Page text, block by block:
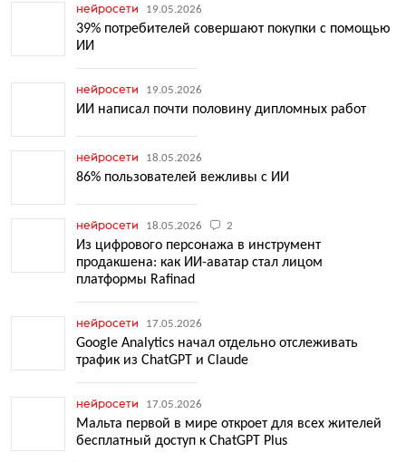
нейросети 19.05.2026
39% потребителей совершают покупки с помощью
ИИ
нейросети 19.05.2026
ИИ написал почти половину дипломных работ
нейросети 18.05.2026
86% пользователей вежливы с ИИ
нейросети 18.05.2026 2
Из цифрового персонажа в инструмент
продакшена: как ИИ-аватар стал лицом
платформы Rafinad
нейросети 17.05.2026
Google Analytics начал отдельно отслеживать
трафик из ChatGPT и Claude
нейросети 17.05.2026
Мальта первой в мире откроет для всех жителей
бесплатный доступ к ChatGPT Plus